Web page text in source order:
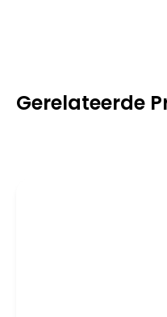
Gerelateerde